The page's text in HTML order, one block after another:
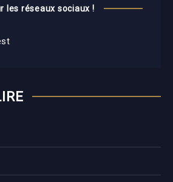
les réseaux sociaux !